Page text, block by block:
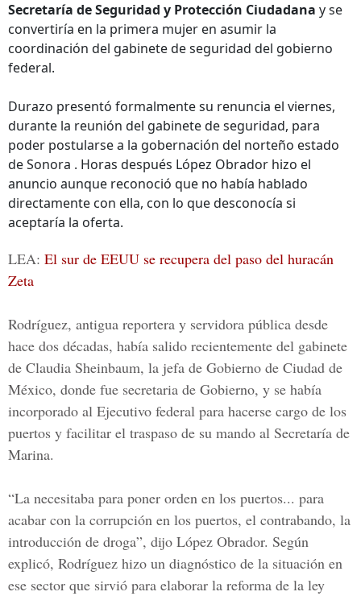
Secretaría de Seguridad y Protección Ciudadana y se
convertiría en la primera mujer en asumir la
coordinación del gabinete de seguridad del gobierno
federal.
Durazo presentó formalmente su renuncia el viernes,
durante la reunión del gabinete de seguridad, para
poder postularse a la gobernación del norteño estado
de Sonora . Horas después López Obrador hizo el
anuncio aunque reconoció que no había hablado
directamente con ella, con lo que desconocía si
aceptaría la oferta.
LEA: El sur de EEUU se recupera del paso del huracán
Zeta
Rodríguez, antigua reportera y servidora pública desde
hace dos décadas, había salido recientemente del gabinete
de Claudia Sheinbaum, la jefa de Gobierno de Ciudad de
México, donde fue secretaria de Gobierno, y se había
incorporado al Ejecutivo federal para hacerse cargo de los
puertos y facilitar el traspaso de su mando al Secretaría de
Marina.
“La necesitaba para poner orden en los puertos... para
acabar con la corrupción en los puertos, el contrabando, la
introducción de droga”, dijo López Obrador. Según
explicó, Rodríguez hizo un diagnóstico de la situación en
ese sector que sirvió para elaborar la reforma de la ley